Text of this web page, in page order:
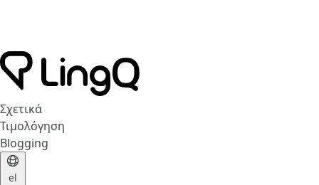
Σχετικά
Τιμολόγηση
Blogging
el